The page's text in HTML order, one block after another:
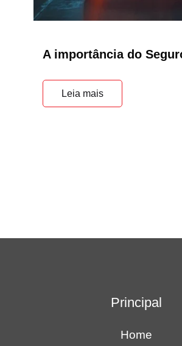
A importância do
Leia mais
Principal
Home